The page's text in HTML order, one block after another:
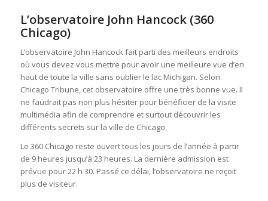
L’observatoire John Hancock (360
Chicago)
L’observatoire John Hancock fait parti des meilleurs endroits
où vous devez vous mettre pour avoir une meilleure vue d’en
haut de toute la ville sans oublier le lac Michigan. Selon
Chicago Tribune, cet observatoire offre une très bonne vue. Il
ne faudrait pas non plus hésiter pour bénéficier de la visite
multimédia afin de comprendre et surtout découvrir les
différents secrets sur la ville de Chicago.
Le 360 Chicago reste ouvert tous les jours de l’année à partir
de 9 heures jusqu’à 23 heures. La dernière admission est
prévue pour 22 h 30. Passé ce délai, l’observatoire ne reçoit
plus de visiteur.